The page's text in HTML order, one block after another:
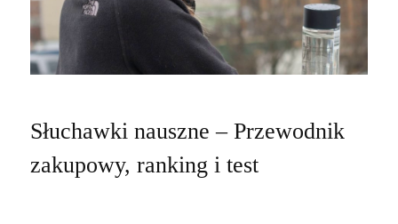
Słuchawki nauszne – Przewodnik
zakupowy, ranking i test